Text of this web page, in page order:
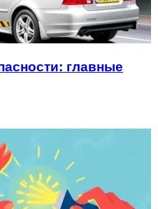
главные